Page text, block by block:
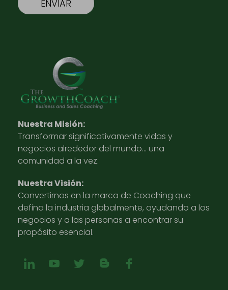
Nuestra Misión:
Transformar significativamente vidas y
negocios alrededor del mundo… una
comunidad a la vez.
Nuestra Visión:
Convertirnos en la marca de Coaching que
defina la industria globalmente, ayudando a los
negocios y a las personas a encontrar su
propósito esencial.